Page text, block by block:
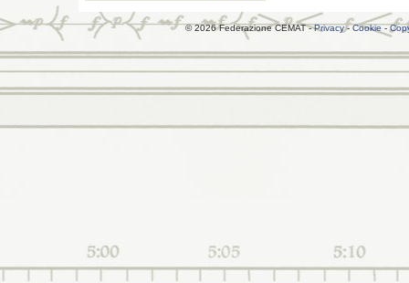
© 2026 Federazione CEMAT -Privacy-Cookie-